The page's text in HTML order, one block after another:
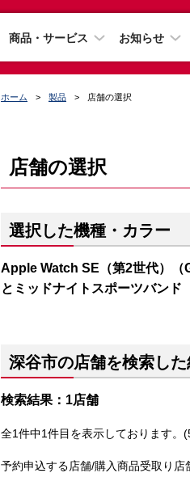
商品・サービス お知らせ
ホーム 製品 店舗の選択
店舗の選択
選択した機種・カラー
Apple Watch SE（第2世代）（
とミッドナイトスポーツバンド
深谷市の店舗を検索し
検索結果：1店舗
全1件中1件目を表示しております。
予約申込する店舗/購入商品受取り店